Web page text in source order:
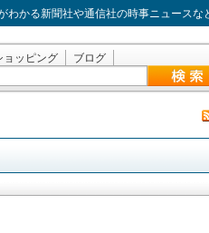
わかる新聞社や通信社の時事ニュースな
ョッピング ブログ